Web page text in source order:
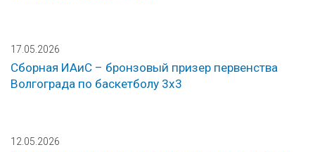
17.05.2026
Сборная ИАиС – бронзовый призер первенства
Волгограда по баскетболу 3х3
12.05.2026